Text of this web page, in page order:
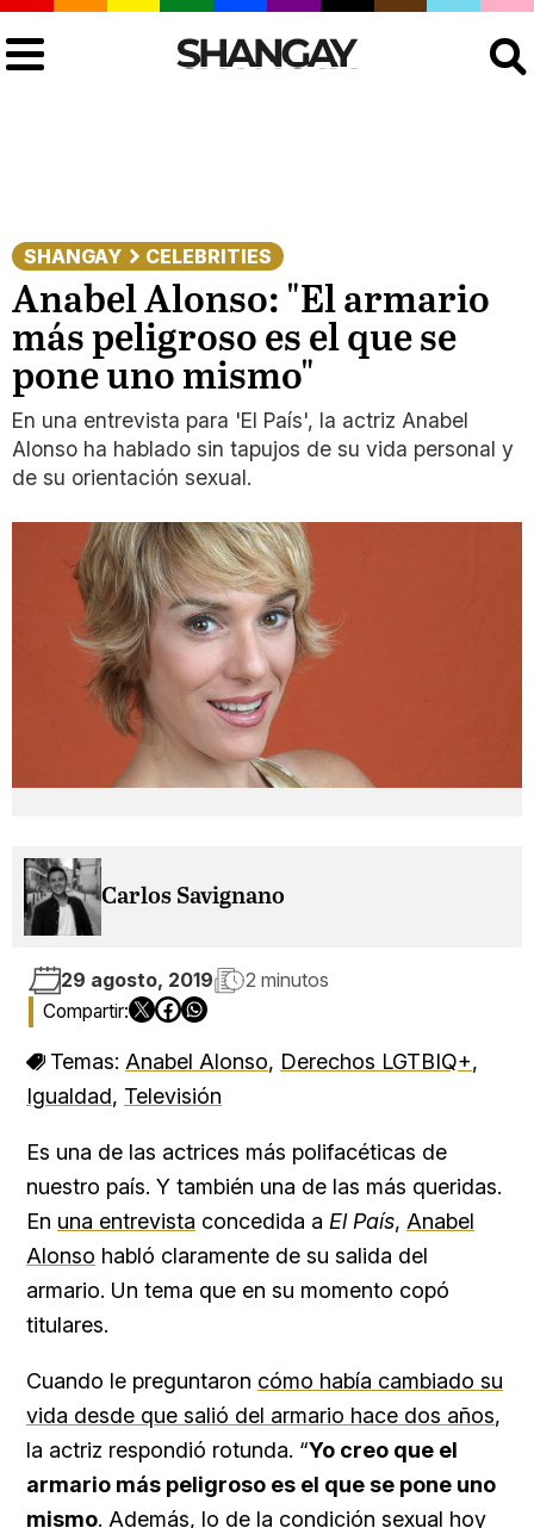
SHANGAY CELEBRITIES
Anabel Alonso: "El armario
más peligroso es el que se
pone uno mismo"
En una entrevista para 'El País', la actriz Anabel
Alonso ha hablado sin tapujos de su vida personal y
de su orientación sexual.
Carlos Savignano
29 agosto, 2019 2 minutos
Temas: Anabel Alonso, Derechos LGTBIQ+,
Igualdad, Televisión
Es una de las actrices más polifacéticas de
nuestro país. Y también una de las más queridas.
En una entrevista concedida a El País, Anabel
Alonso habló claramente de su salida del
armario. Un tema que en su momento copó
titulares.
Cuando le preguntaron cómo había cambiado su
vida desde que salió del armario hace dos años,
la actriz respondió rotunda. “Yo creo que el
armario más peligroso es el que se pone uno
mismo. Además, lo de la condición sexual hoy